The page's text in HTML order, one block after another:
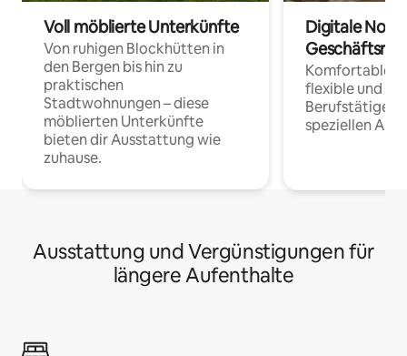
Voll möblierte Unterkünfte
Von ruhigen Blockhütten in
den Bergen bis hin zu
praktischen
Stadtwohnungen – diese
möblierten Unterkünfte
bieten dir Ausstattung wie
zuhause.
Digitale
Komfortable
flexible und
Berufstätige
speziellen
Ausstattung und Vergünstigungen für
längere Aufenthalte